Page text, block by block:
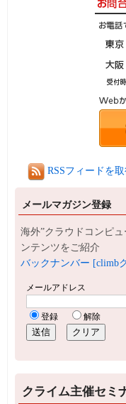
RSSフィードを
メールマガジン登録
海外”クラウドコンピ
ンテンツをご紹介
バックナンバー [climb
クライム主催セミ